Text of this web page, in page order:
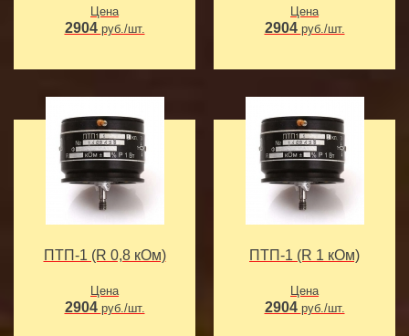
Цена
2904 руб./шт.
Цена
2904 руб./шт.
ПТП-1 (R 0,8 кОм)
Цена
2904 руб./шт.
ПТП-1 (R 1 кОм)
Цена
2904 руб./шт.